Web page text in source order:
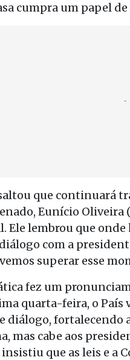
cumpra um papel
que continuará
Eunício Oliveira
Ele lembrou que
com a
superar esse
fez um
quarta-feira, o País
diálogo, fortalecendo
mas cabe aos
que as leis e a